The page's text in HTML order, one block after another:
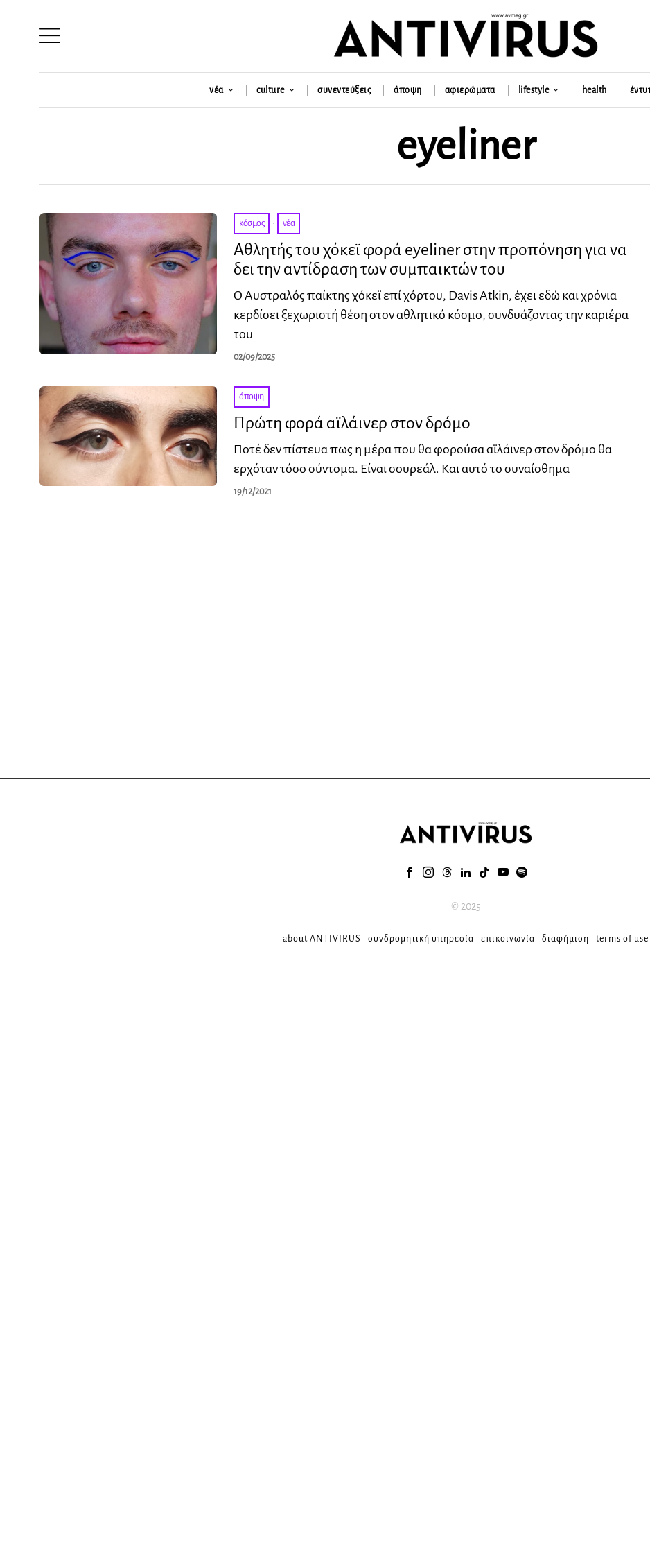
νέα culture συνεντεύξεις άποψη αφιερώματα lifestyle health
eyeliner
κόσμος · νέα
Aθλητής του χόκεϊ φορά eyeliner στην προπόνηση για να
δει την αντίδραση των συμπαικτών του
Ο Αυστραλός παίκτης χόκεϊ επί χόρτου, Davis Atkin, έχει εδώ και χρόνια
κερδίσει ξεχωριστή θέση στον αθλητικό κόσμο, συνδυάζοντας την καριέρα
του
02/09/2025
άποψη
Πρώτη φορά αϊλάινερ στον δρόμο
Ποτέ δεν πίστευα πως η μέρα που θα φορούσα αϊλάινερ στον δρόμο θα
ερχόταν τόσο σύντομα. Είναι σουρεάλ. Και αυτό το συναίσθημα
19/12/2021
© 2025
about ANTIVIRUS συνδρομητική υπηρεσία επικοινωνία διαφήμιση terms of use